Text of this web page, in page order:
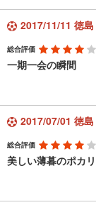
2017/11/11 徳
総合評価
一期一会の瞬間
2017/07/01 徳
総合評価
美しい薄暮のポカ